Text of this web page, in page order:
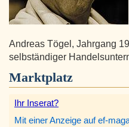
Andreas Tögel, Jahrgang
selbständiger
Marktplatz
Ihr Inserat?
Mit einer Anzeige auf ef-